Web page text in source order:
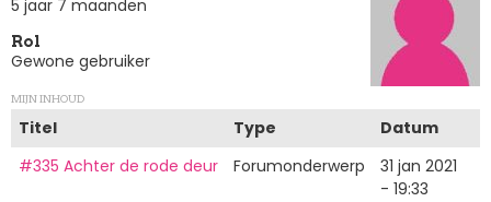
5 jaar 7 maanden
Rol
Gewone gebruiker
MIJN INHOUD
Titel Type
Datum
#335 Achter de rode deur
Forumonderwerp
31 jan 2021
- 19:33